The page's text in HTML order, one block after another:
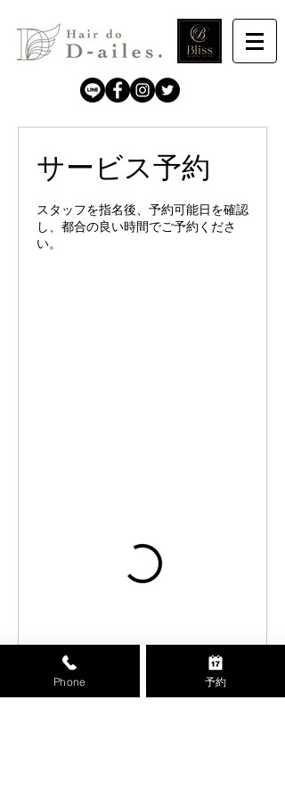
サービス予約
スタッフを指名後、予約可能日を確認
し、都合の良い時間でご予約くださ
い。
Phone 予約